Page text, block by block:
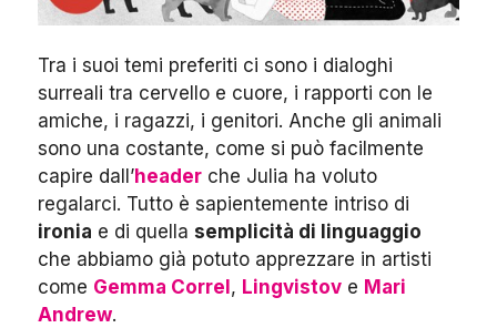
Tra i suoi temi preferiti ci sono i dialoghi
surreali tra cervello e cuore, i rapporti con le
amiche, i ragazzi, i genitori. Anche gli animali
sono una costante, come si può facilmente
capire dall’header che Julia ha voluto
regalarci. Tutto è sapientemente intriso di
ironia e di quella semplicità di linguaggio
che abbiamo già potuto apprezzare in artisti
come Gemma Correl , Lingvistov e Mari
Andrew.